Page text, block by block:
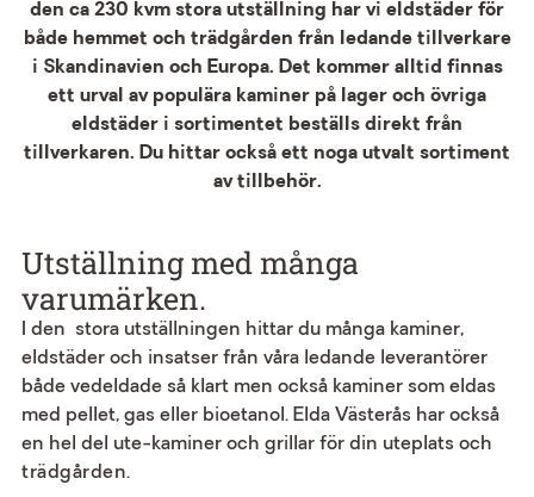
den ca 230 kvm stora utställning har vi eldstäder för
både hemmet och trädgården från ledande tillverkare
i Skandinavien och Europa. Det kommer alltid finnas
ett urval av populära kaminer på lager och övriga
eldstäder i sortimentet beställs direkt från
tillverkaren. Du hittar också ett noga utvalt sortiment
av tillbehör.
Utställning med många
varumärken.
I den stora utställningen hittar du många kaminer,
eldstäder och insatser från våra ledande leverantörer
både vedeldade så klart men också kaminer som eldas
med pellet, gas eller bioetanol. Elda Västerås har också
en hel del ute-kaminer och grillar för din uteplats och
trädgården.